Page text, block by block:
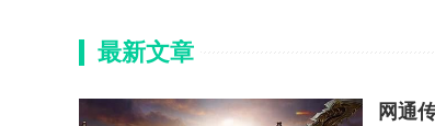
最新文章
网通